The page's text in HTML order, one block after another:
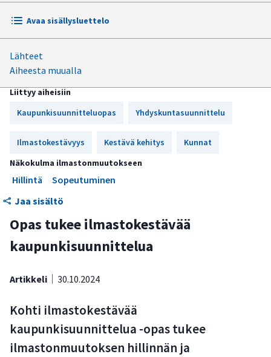
Avaa sisällysluettelo
Opas on tarkoitettu kaupunkisuunnitteluun osallistuville
toimijoille
Opas kokoaa yhteen tietoa ja työkaluja alueidenkäytön
suunnittelun ja rakentamisen tueksi
ilmastonmuutoksen hillinnän ja sopeutumisen
näkökulmista
Opas on kehitetty vuorovaikutuksessa eri toimijoiden
kanssa
Lähteet
Aiheesta muualla
Liittyy aiheisiin
Kaupunkisuunnitteluopas
Yhdyskuntasuunnittelu
Ilmastokestävyys Kestävä kehitys
Kunnat
Näkokulma ilmastonmuutokseen
Hillintä
Sopeutuminen
Jaa sisältö
Opas tukee ilmastokestävää
kaupunkisuunnittelua
Artikkeli 30.10.2024
Kohti ilmastokestävää
kaupunkisuunnittelua -opas tukee
ilmastonmuutoksen hillinnän ja